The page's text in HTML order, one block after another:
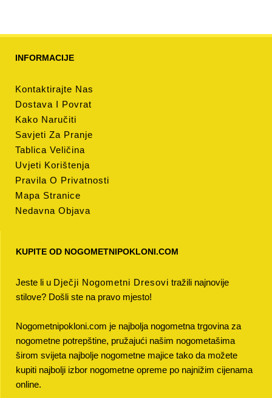
INFORMACIJE
Kontaktirajte Nas
Dostava I Povrat
Kako Naručiti
Savjeti Za Pranje
Tablica Veličina
Uvjeti Korištenja
Pravila O Privatnosti
Mapa Stranice
Nedavna Objava
KUPITE OD NOGOMETNIPOKLONI.COM
Jeste li u Dječji Nogometni Dresovi tražili najnovije
stilove? Došli ste na pravo mjesto!
Nogometnipokloni.com je najbolja nogometna trgovina za
nogometne potrepštine, pružajući našim nogometašima
širom svijeta najbolje nogometne majice tako da možete
kupiti najbolji izbor nogometne opreme po najnižim cijenama
online.